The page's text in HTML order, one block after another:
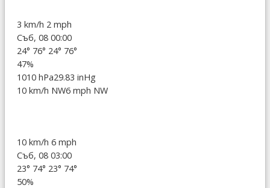
3 km/h 2 mph
Съб, 08 00:00
24° 76° 24° 76°
47%
1010 hPa29.83 inHg
10 km/h NW6 mph NW
10 km/h 6 mph
Съб, 08 03:00
23° 74° 23° 74°
50%